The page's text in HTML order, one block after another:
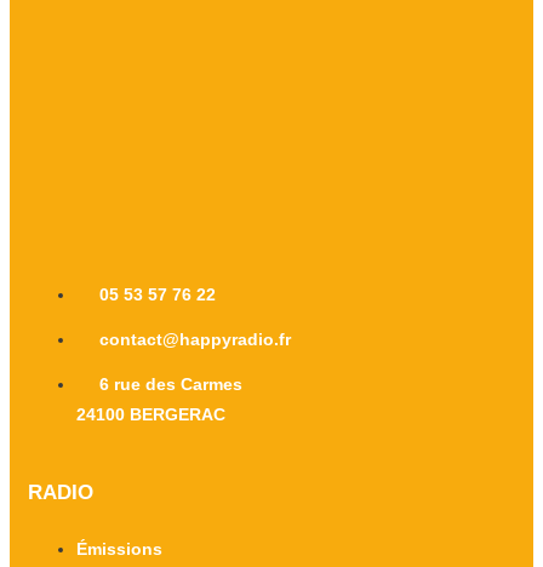
05 53 57 76 22
contact@happyradio.fr
6 rue des Carmes
24100 BERGERAC
RADIO
Émissions